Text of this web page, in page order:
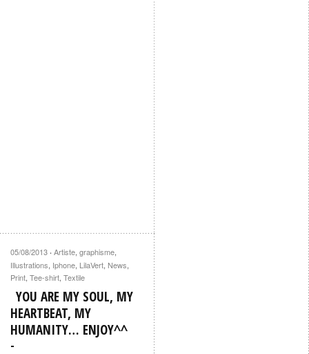
05/08/2013 · Artiste, graphisme,
Illustrations, Iphone, LilaVert, News,
Print, Tee-shirt, Textile
YOU ARE MY SOUL, MY
HEARTBEAT, MY
HUMANITY… ENJOY^^